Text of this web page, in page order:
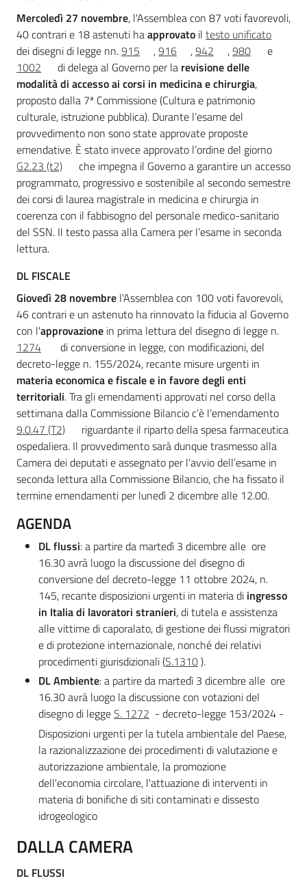
Mercoledì 27 novembre, l'Assemblea con 87 voti favorevoli,
40 contrari e 18 astenuti haapprovato il testo unificato
dei disegni di legge nn.915 ,916 ,942 ,980
e
1002
di delega al Governo per la revisione delle
modalità di accesso ai corsi in medicina e chirurgia,
proposto dalla 7ª Commissione (Cultura e patrimonio
culturale, istruzione pubblica). Durante l’esame del
provvedimento non sono state approvate proposte
emendative. È stato invece approvato l’ordine del giorno
G2.23 (t2)
che impegna il Governo a garantire un accesso
programmato, progressivo e sostenibile al secondo semestre
dei corsi di laurea magistrale in medicina e chirurgia in
coerenza con il fabbisogno del personale medico-sanitario
del SSN. Il testo passa alla Camera per l’esame in seconda
lettura.
DL FISCALE
Giovedì 28 novembre l'Assemblea con 100 voti favorevoli,
46 contrari e un astenuto ha rinnovato la fiducia al Governo
con l'approvazione in prima lettura del disegno di legge n.
1274
di conversione in legge, con modificazioni, del
decreto-legge n. 155/2024, recante misure urgenti in
materia economica e fiscalee in favore degli enti
territoriali. Tra gli emendamenti approvati nel corso della
settimana dalla Commissione Bilancio c’è l’emendamento
9.0.47 (T2)
riguardante il riparto della spesa farmaceutica
ospedaliera. Il provvedimento sarà dunque trasmesso alla
Camera dei deputati e assegnato per l’avvio dell’esame in
seconda lettura alla Commissione Bilancio, che ha fissato il
termine emendamenti per lunedì 2 dicembre alle 12.00.
AGENDA
DL flussi: a partire da martedì 3 dicembre alle ore
16.30 avrà luogo la discussione del disegno di
conversione del decreto-legge 11 ottobre 2024, n.
145, recante disposizioni urgenti in materia di ingresso
in Italia di lavoratori stranieri, di tutela e assistenza
alle vittime di caporalato, di gestione dei flussi migratori
e di protezione internazionale, nonché dei relativi
procedimenti giurisdizionali (S.1310).
DL Ambiente: a partire da martedì 3 dicembre alle ore
16.30 avrà luogo la discussione con votazioni del
disegno di leggeS. 1272 - decreto-legge 153/2024 -
Disposizioni urgenti per la tutela ambientale del Paese,
la razionalizzazione dei procedimenti di valutazione e
autorizzazione ambientale, la promozione
dell'economia circolare, l'attuazione di interventi in
materia di bonifiche di siti contaminati e dissesto
idrogeologico
DALLA CAMERA
DL FLUSSI